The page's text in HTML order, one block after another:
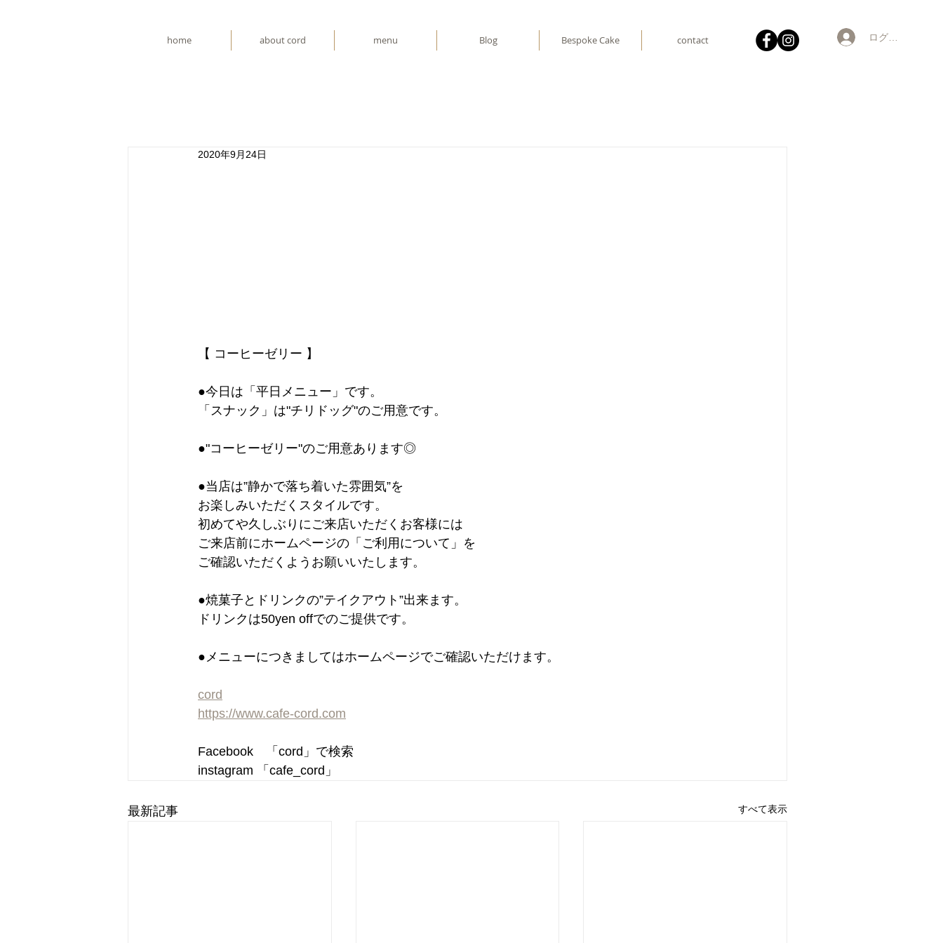
home about cord menu Blog Bespoke Cake contact ログイン
2020年9月24日
【 コーヒーゼリー 】
●今日は「平日メニュー」です。
「スナック」は"チリドッグ"のご用意です。
●"コーヒーゼリー"のご用意あります◎
●当店は”静かで落ち着いた雰囲気”を
お楽しみいただくスタイルです。
初めてや久しぶりにご来店いただくお客様には
ご来店前にホームページの「ご利用について」を
ご確認いただくようお願いいたします。
●焼菓子とドリンクの”テイクアウト”出来ます。
ドリンクは50yen offでのご提供です。
●メニューにつきましてはホームページでご確認いただけます。
cord
https://www.cafe-cord.com
Facebook　「cord」で検索
instagram 「cafe_cord」
最新記事 すべて表示